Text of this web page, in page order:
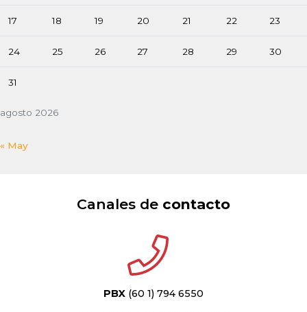
agosto 2026
17 18 19 20 21 22 23
24 25 26 27 28 29 30
31
« May
Canales de contacto
PBX (60 1) 794 6550